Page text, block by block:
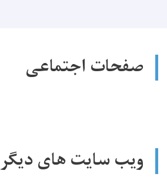
صفحات اجتماعی
ویب سایت های دیگر